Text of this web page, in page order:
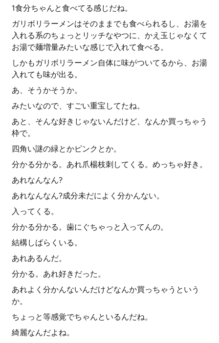
1食分ちゃんと食べてる感じだね。
ガリボリラーメンはそのままでも食べられるし、お湯を
入れる系のちょっとリッチなやつに、かえ玉じゃなくて
お湯で麺増量みたいな感じで入れて食べる。
しかもガリボリラーメン自体に味がついてるから、お湯
入れても味が出る。
あ、そうかそうか。
みたいなので、すごい重宝してたね。
あと、そんな好きじゃないんだけど、なんか買っちゃう
枠で。
四角い謎の緑とかピンクとか。
分かる分かる。あれ爪楊枝刺してくる。めっちゃ好き。
あれなんなん?
あれなんなん?成分未だによく分かんない。
入ってくる。
分かる分かる。歯にぐちゃっと入ってんの。
結構しばらくいる。
あれあるんだ。
分かる。あれ好きだった。
あれよく分かんないんだけどなんか買っちゃうという
か。
ちょっと等感覚でちゃんといるんだね。
綺麗なんだよね。